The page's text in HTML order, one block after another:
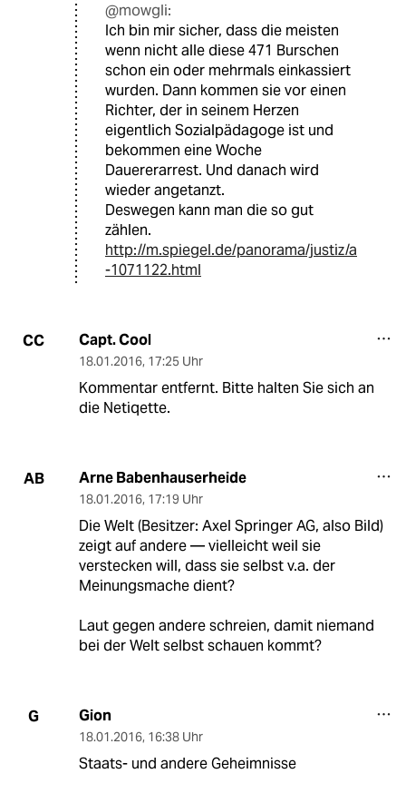
@mowgli:
Ich bin mir sicher, dass die meisten
wenn nicht alle diese 471 Burschen
schon ein oder mehrmals einkassiert
wurden. Dann kommen sie vor einen
Richter, der in seinem Herzen
eigentlich Sozialpädagoge ist und
bekommen eine Woche
Dauererarrest. Und danach wird
wieder angetanzt.
Deswegen kann man die so gut
zählen.
http://m.spiegel.de/panorama/justiz/a
-1071122.html
CC Capt. Cool
18.01.2016, 17:25 Uhr
Kommentar entfernt. Bitte halten Sie sich an
die Netiqette.
AB Arne Babenhauserheide
18.01.2016, 17:19 Uhr
Die Welt (Besitzer: Axel Springer AG, also Bild)
zeigt auf andere — vielleicht weil sie
verstecken will, dass sie selbst v.a. der
Meinungsmache dient?
Laut gegen andere schreien, damit niemand
bei der Welt selbst schauen kommt?
G Gion
18.01.2016, 16:38 Uhr
Staats- und andere Geheimnisse